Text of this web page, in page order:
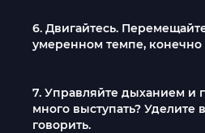
6. Двигайтесь.
умеренном темпе, конечно
7. Управляйте дыханием и
много выступать? Уделите
говорить.